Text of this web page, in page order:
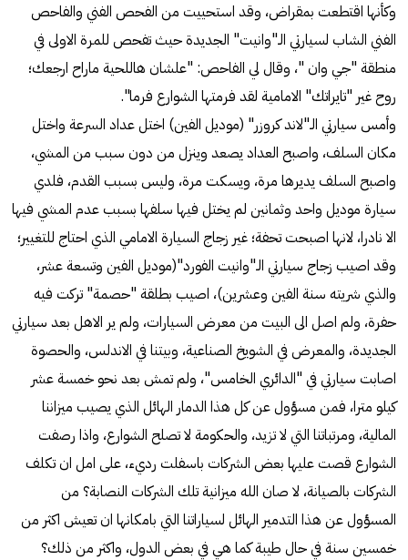
وكأنها اقتطعت بمقراض، وقد استحييت من الفحص الفني والفاحص
الفني الشاب لسيارتي الـ"وانيت" الجديدة حيث تفحص للمرة الاولى في
منطقة "جي وان "، وقال لي الفاحص: "علشان هاللحية ماراح ارجعك؛
روح غير "تايراتك" الامامية لقد فرمتها الشوارع فرما".
وأمس سيارتي الـ"لاند كروزر" (موديل الفين) اختل عداد السرعة واختل
مكان السلف، واصبح العداد يصعد وينزل من دون سبب من المشي،
واصبح السلف يديرها مرة، ويسكت مرة، وليس بسبب القدم، فلدي
سيارة موديل واحد وثمانين لم يختل فيها سلفها بسبب عدم المشي فيها
الا نادرا، لانها اصبحت تحفة؛ غير زجاج السيارة الامامي الذي احتاج للتغيير؛
وقد اصيب زجاج سيارتي الـ"وانيت الفورد"(موديل الفين وتسعة عشر،
والذي شريته سنة الفين وعشرين)، اصيب بطلقة "حصمة" تركت فيه
حفرة، ولم اصل الى البيت من معرض السيارات، ولم ير الاهل بعد سيارتي
الجديدة، والمعرض في الشويخ الصناعية، وبيتنا في الاندلس، والحصوة
اصابت سيارتي في "الدائري الخامس"، ولم تمش بعد نحو خمسة عشر
كيلو مترا، فمن مسؤول عن كل هذا الدمار الهائل الذي يصيب ميزاننا
المالية، ومرتباتنا التي لا تزيد، والحكومة لا تصلح الشوارع، واذا رصفت
الشوارع قصت عليها بعض الشركات باسفلت رديء، على امل ان تكلف
الشركات بالصيانة، لا صان الله ميزانية تلك الشركات النصابة؟ من
المسؤول عن هذا التدمير الهائل لسياراتنا التي بامكانها ان تعيش اكثر من
خمسين سنة في حال طيبة كما هي في بعض الدول، واكثر من ذلك؟